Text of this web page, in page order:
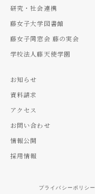
研究・社会連携
藤女子大学図書館
藤女子同窓会 藤の実会
学校法人藤天使学園
お知らせ
資料請求
アクセス
お問い合わせ
情報公開
採用情報
プライバシーポリシー